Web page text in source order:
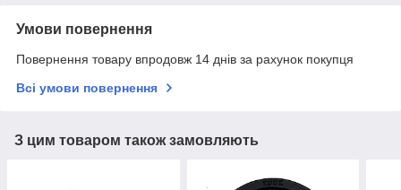
Умови повернення
Повернення товару впродовж 14 днів за рахунок покупця
Всі умови повернення
З цим товаром також замовляють